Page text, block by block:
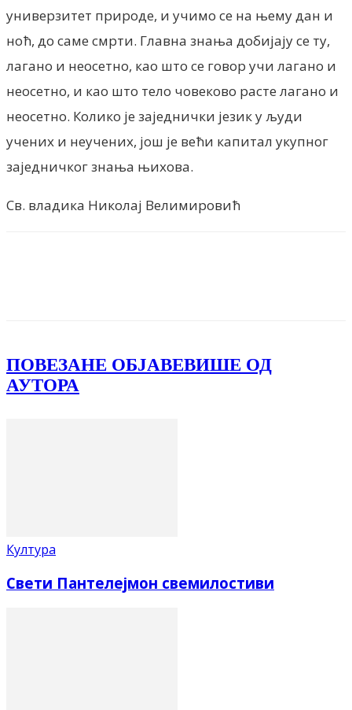
универзитет природе, и учимо се на њему дан и
ноћ, до саме смрти. Главна знања добијају се ту,
лагано и неосетно, као што се говор учи лагано и
неосетно, и као што тело човеково расте лагано и
неосетно. Колико је заједнички језик у људи
учених и неучених, још је већи капитал укупног
заједничког знања њихова.
Св. владика Николај Велимировић
ПОВЕЗАНЕ ОБЈАВЕВИШЕ ОД
АУТОРА
Култура
Свети Пантелејмон свемилостиви